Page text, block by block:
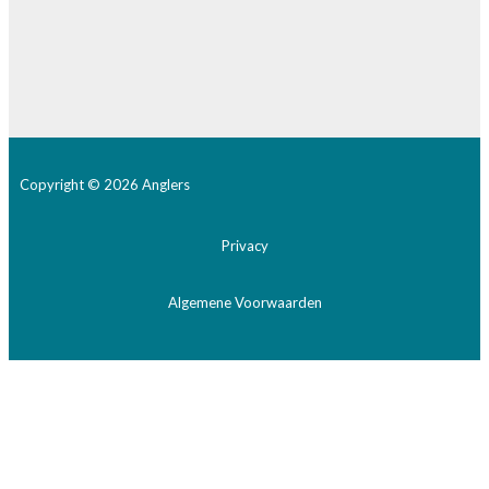
Copyright © 2026 Anglers
Privacy
Algemene Voorwaarden